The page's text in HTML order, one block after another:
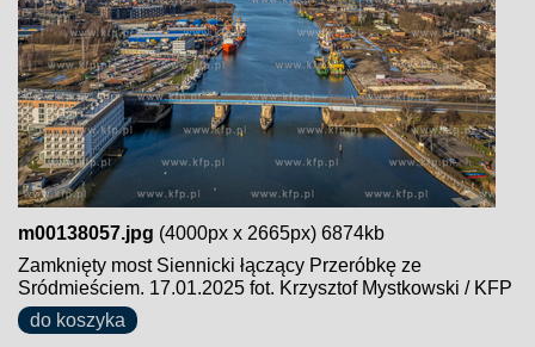
m00138057.jpg (4000px x 2665px) 6874kb
Zamknięty most Siennicki łączący Przeróbkę ze
Sródmieściem. 17.01.2025 fot. Krzysztof Mystkowski / KFP
do koszyka